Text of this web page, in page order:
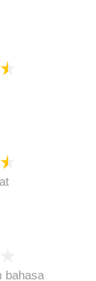
★
★
bahasa